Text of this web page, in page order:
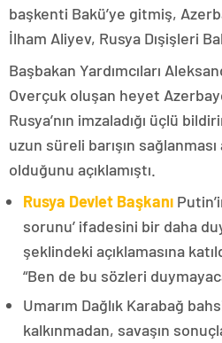
başkenti Bakü’ye gitmiş,
İlham Aliyev, Rusya Dışişleri
Başbakan Yardımcıları
Overçuk oluşan heyet
Rusya’nın imzaladığı üçlü
uzun süreli barışın sağlanması
olduğunu açıklamıştı.
Rusya Devlet Başkanı
sorunu’ ifadesini bir daha
şeklindeki açıklamasına
“Ben de bu sözleri
Umarım Dağlık Karabağ
kalkınmadan, savaşın